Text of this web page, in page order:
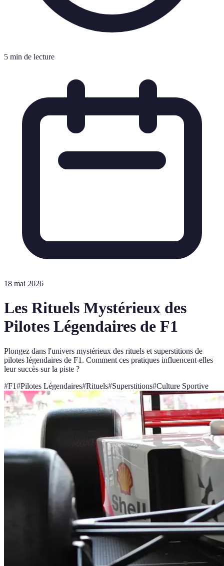
5 min de lecture
18 mai 2026
Les Rituels Mystérieux des
Pilotes Légendaires de F1
Plongez dans l'univers mystérieux des rituels et superstitions de
pilotes légendaires de F1. Comment ces pratiques influencent-elles
leur succès sur la piste ?
#F1#Pilotes Légendaires#Rituels#Superstitions#Culture Sportive